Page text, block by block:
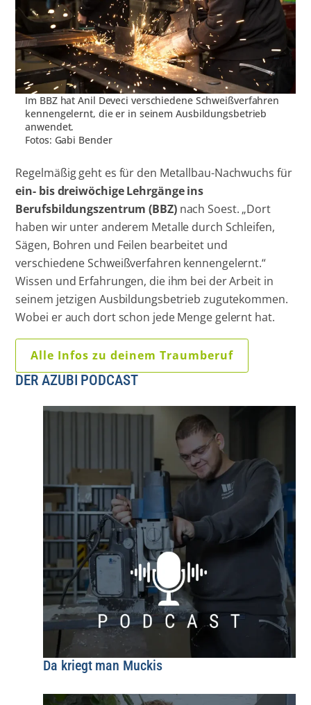
Im BBZ hat Anil Deveci verschiedene Schweißverfahren
kennengelernt, die er in seinem Ausbildungsbetrieb
anwendet.
Fotos: Gabi Bender
Regelmäßig geht es für den Metallbau-Nachwuchs für
ein- bis dreiwöchige Lehrgänge ins
Berufsbildungszentrum (BBZ)nach Soest. „Dort
haben wir unter anderem Metalle durch Schleifen,
Sägen, Bohren und Feilen bearbeitet und
verschiedene Schweißverfahren kennengelernt.“
Wissen und Erfahrungen, die ihm bei der Arbeit in
seinem jetzigen Ausbildungsbetrieb zugutekommen.
Wobei er auch dort schon jede Menge gelernt hat.
Alle Infos zu deinem Traumberuf
DER AZUBI PODCAST
Da kriegt man Muckis